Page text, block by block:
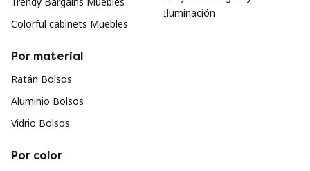
Colorful cabinets Muebles
Iluminación
Por material
Ratán Bolsos
Aluminio Bolsos
Vidrio Bolsos
Por color